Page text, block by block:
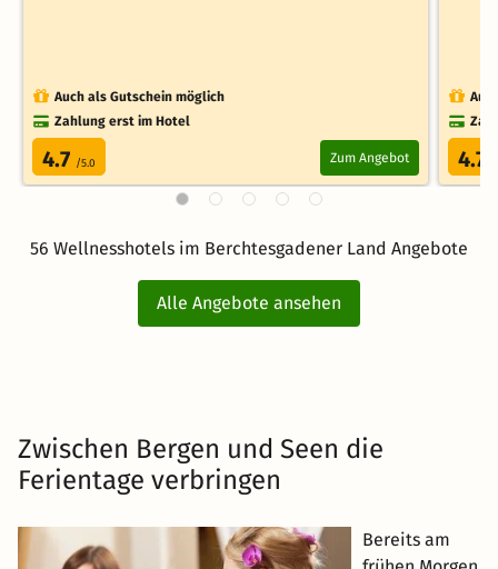
Auch als Gutschein möglich
Zahlung erst im Hotel
4.7 /5.0 Zum Angebot 4.7
56 Wellnesshotels im Berchtesgadener Land Angebote
Alle Angebote ansehen
Zwischen Bergen und Seen die
Ferientage verbringen
Bereits am